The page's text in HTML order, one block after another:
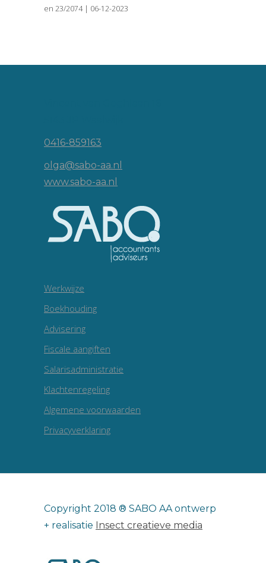
en 23/2074 | 06-12-2023
0416-859163
olga@sabo-aa.nl
www.sabo-aa.nl
Werkwijze
Boekhouding
Advisering
Fiscale aangiften
Salarisadministratie
Klachtenregeling
Algemene voorwaarden
Privacyverklaring
Copyright 2018 ® SABO AA ontwerp
+ realisatie Insect creatieve media